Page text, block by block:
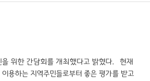
을 위한 간담회를 개최했다고 밝혔다. 현재
용하는 지역주민들로부터 좋은 평가를 받고